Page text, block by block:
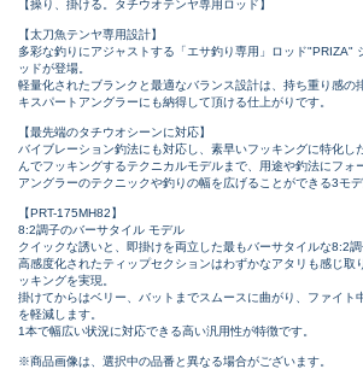
【操り、掛ける。タチウオテンヤ専用ロッド】
【太刀魚テンヤ専用設計】
多彩な釣りにアジャストする「エサ釣り専用」ロッド"PRIZA"
ッドが登場。
軽量化されたブランクと最適なバランス設計は、持ち重り感の
キスパートアングラーにも納得して頂ける仕上がりです。
【最先端のタチウオシーンに対応】
バイブレーション釣法にも対応し、素早いフッキングに特化し
んでフッキングするテクニカルモデルまで、用途や釣法にフォ
アングラーのテクニックや釣りの幅を広げることができる3モデ
【PRT-175MH82】
8:2調子のバーサタイル モデル
クイックな誘いと、即掛けを両立した最もバーサタイルな8:2調
高感度化されたティップセクションはわずかなアタリも感じ取
ッキングを実現。
掛けてからはベリー、バットまでスムースに曲がり、ファイト
を軽減します。
1本で幅広い状況に対応できる高い汎用性が特徴です。
※商品画像は、選択中の品番と異なる場合がございます。